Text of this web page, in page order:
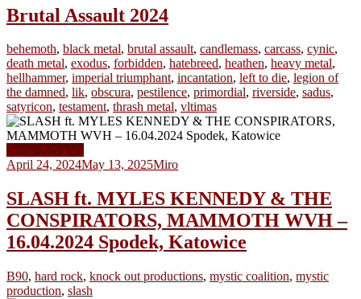
Brutal Assault 2024
behemoth, black metal, brutal assault, candlemass, carcass, cynic,
death metal, exodus, forbidden, hatebreed, heathen, heavy metal,
hellhammer, imperial triumphant, incantation, left to die, legion of
the damned, lik, obscura, pestilence, primordial, riverside, sadus,
satyricon, testament, thrash metal, vltimas
Show Reviews
April 24, 2024May 13, 2025Miro
SLASH ft. MYLES KENNEDY & THE
CONSPIRATORS, MAMMOTH WVH –
16.04.2024 Spodek, Katowice
B90, hard rock, knock out productions, mystic coalition, mystic
production, slash